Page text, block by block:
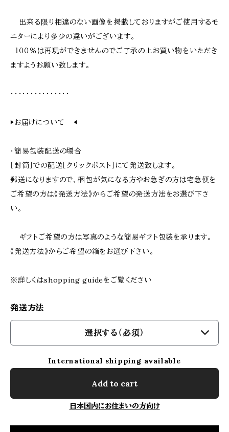
出来る限り相違のない画像を掲載しておりますがご使用するモ
ニターにより多少の違いがございます。
１００％は再現ができませんのでご了承の上お買い物をいただき
ますようお願い致します。
・・・・・・・・・・・・・・・
▶︎お届けについて ◀︎
・簡易包装配送の場合
［封筒］での配送［クリックポスト］にて発送致します。
郵送になりますので、梱包が気になる方やお急ぎの方は宅急便を
ご希望の方は《発送方法》からご希望の発送方法をお選び下さ
い。
ギフトご希望の方は写真のような簡易ギフト包装を承ります。
《発送方法》からご希望の箱をお選び下さい。
※詳しくはshopping guideをご覧ください
発送方法
選択する（必須）
International shipping available
Add to cart
日本国内にお住まいの方向け